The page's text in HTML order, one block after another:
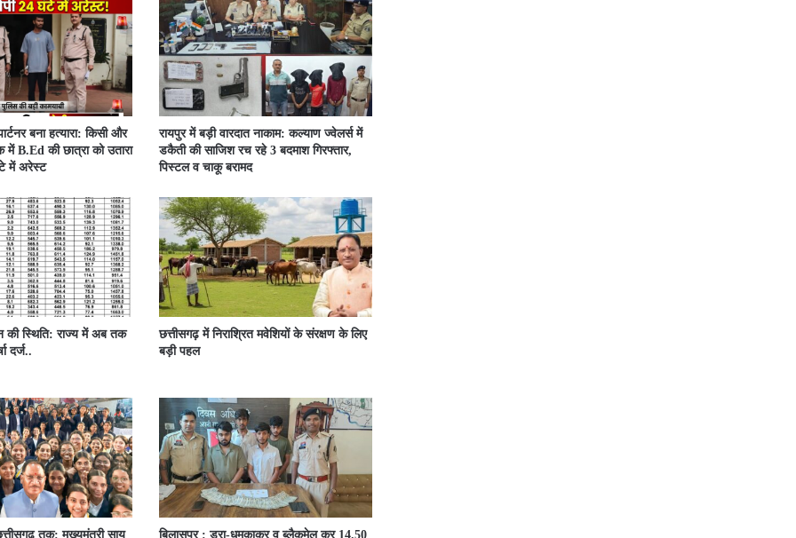
बना हत्यारा: किसी और
B.Ed की छात्रा को उतारा
में अरेस्ट
रायपुर में बड़ी वारदात नाकाम: कल्याण ज्वेलर्स में
डकैती की साजिश रच रहे 3 बदमाश गिरफ्तार,
पिस्टल व चाकू बरामद
की स्थिति: राज्य में अब तक
दर्ज..
छत्तीसगढ़ में निराश्रित मवेशियों के संरक्षण के लिए
बड़ी पहल
तक: मुख्यमंत्री साय बिलासपुर : डरा-धमकाकर व ब्लैकमेल कर 14.50